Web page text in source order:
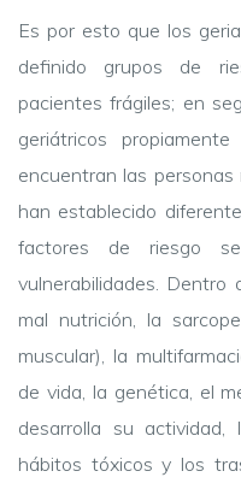
Es por esto que los
definido grupos de
pacientes frágiles; en
geriátricos
encuentran las personas
han establecido
factores de riesgo
vulnerabilidades.
mal nutrición, la
muscular), la
de vida, la genética, el
desarrolla su actividad,
hábitos tóxicos y los